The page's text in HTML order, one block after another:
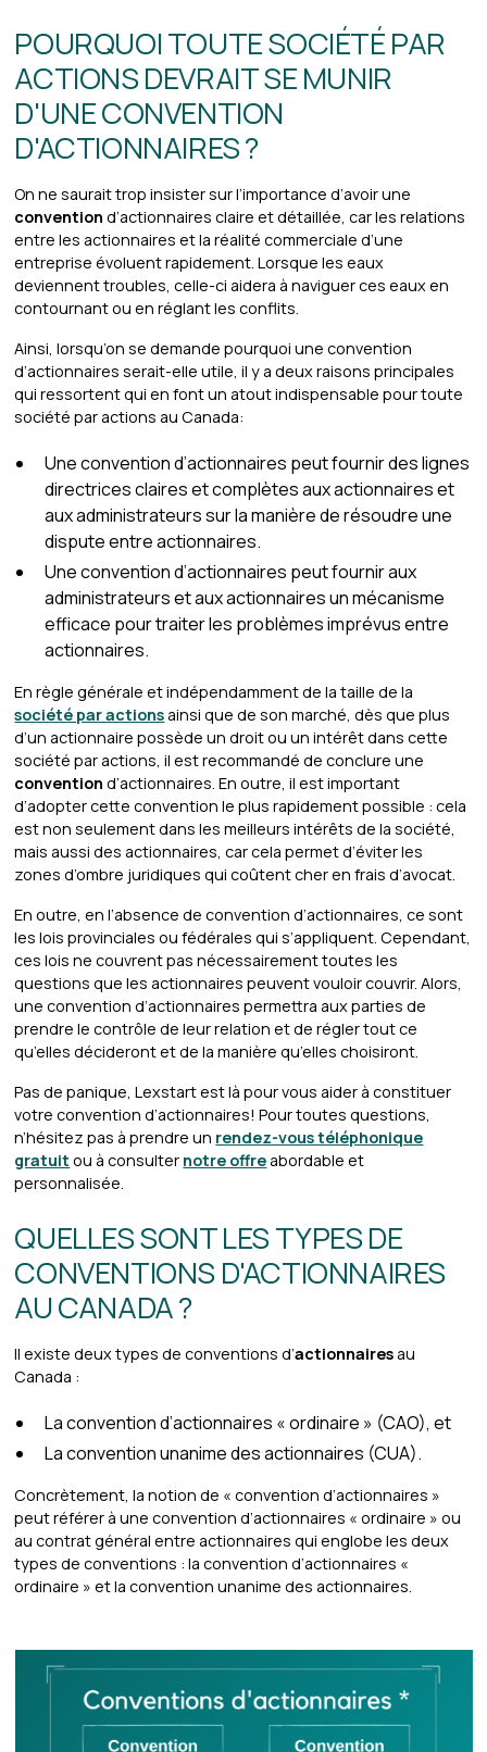
POURQUOI TOUTE SOCIÉTÉ PAR
ACTIONS DEVRAIT SE MUNIR
D'UNE CONVENTION
D'ACTIONNAIRES ?
On ne saurait trop insister sur l’importance d’avoir une
convention d’actionnaires claire et détaillée, car les relations
entre les actionnaires et la réalité commerciale d’une
entreprise évoluent rapidement. Lorsque les eaux
deviennent troubles, celle-ci aidera à naviguer ces eaux en
contournant ou en réglant les conflits.
Ainsi, lorsqu’on se demande pourquoi une convention
d’actionnaires serait-elle utile, il y a deux raisons principales
qui ressortent qui en font un atout indispensable pour toute
société par actions au Canada:
Une convention d’actionnaires peut fournir des lignes
directrices claires et complètes aux actionnaires et
aux administrateurs sur la manière de résoudre une
dispute entre actionnaires.
Une convention d’actionnaires peut fournir aux
administrateurs et aux actionnaires un mécanisme
efficace pour traiter les problèmes imprévus entre
actionnaires.
En règle générale et indépendamment de la taille de la
société par actions ainsi que de son marché, dès que plus
d’un actionnaire possède un droit ou un intérêt dans cette
société par actions, il est recommandé de conclure une
convention d’actionnaires. En outre, il est important
d’adopter cette convention le plus rapidement possible : cela
est non seulement dans les meilleurs intérêts de la société,
mais aussi des actionnaires, car cela permet d’éviter les
zones d’ombre juridiques qui coûtent cher en frais d’avocat.
En outre, en l’absence de convention d’actionnaires, ce sont
les lois provinciales ou fédérales qui s’appliquent. Cependant,
ces lois ne couvrent pas nécessairement toutes les
questions que les actionnaires peuvent vouloir couvrir. Alors,
une convention d’actionnaires permettra aux parties de
prendre le contrôle de leur relation et de régler tout ce
qu’elles décideront et de la manière qu’elles choisiront.
Pas de panique, Lexstart est là pour vous aider à constituer
votre convention d’actionnaires! Pour toutes questions,
n’hésitez pas à prendre un rendez-vous téléphonique
gratuit ou à consulter notre offre abordable et
personnalisée.
QUELLES SONT LES TYPES DE
CONVENTIONS D'ACTIONNAIRES
AU CANADA ?
Il existe deux types de conventions d’actionnaires au
Canada :
La convention d’actionnaires « ordinaire » (CAO), et
La convention unanime des actionnaires (CUA).
Concrètement, la notion de « convention d’actionnaires »
peut référer à une convention d’actionnaires « ordinaire » ou
au contrat général entre actionnaires qui englobe les deux
types de conventions : la convention d’actionnaires «
ordinaire » et la convention unanime des actionnaires.